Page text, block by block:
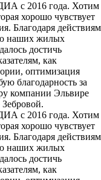
с 2016 года. Хотим
хорошо чувствует
Благодаря действиям
наших жилых
достичь
как
оптимизация
благодарность за
компании Эльвире
с 2016 года. Хотим
хорошо чувствует
Благодаря действиям
наших жилых
достичь
как